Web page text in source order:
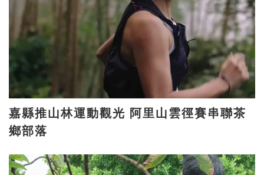
嘉縣推山林運動觀光 阿里山雲徑賽串聯茶
鄉部落